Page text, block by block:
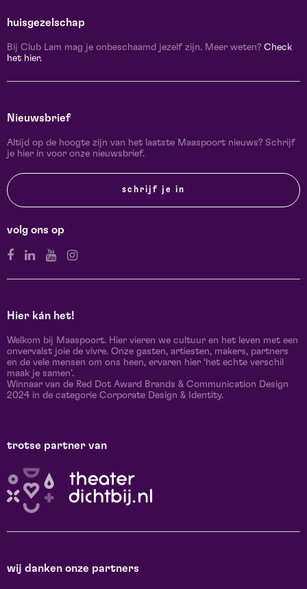
huisgezelschap
Bij Club Lam mag je onbeschaamd jezelf zijn. Meer weten? Check
het hier.
Nieuwsbrief
Altijd op de hoogte zijn van het laatste Maaspoort nieuws? Schrijf
je hier in voor onze nieuwsbrief.
schrijf je in
volg ons op
Hier kán het!
Welkom bij Maaspoort. Hier vieren we cultuur en het leven met een
onvervalst joie de vivre. Onze gasten, artiesten, makers, partners
en de vele mensen om ons heen, ervaren hier ‘het echte verschil
maak je samen’.
Winnaar van de Red Dot Award Brands & Communication Design
2024 in de categorie Corporate Design & Identity.
trotse partner van
wij danken onze partners